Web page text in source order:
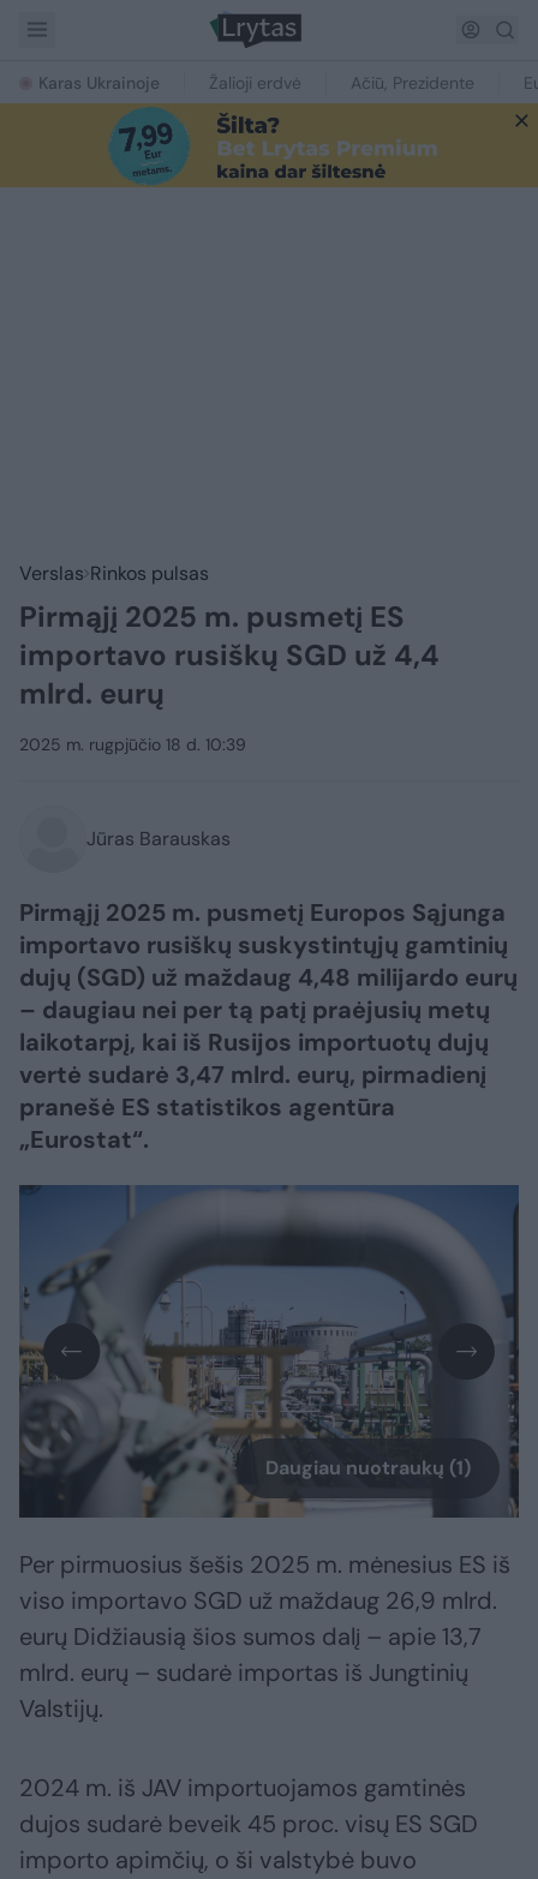
Karas Ukrainoje Žalioji erdvė Ačiū, Prezidente
Verslas Rinkos pulsas
Pirmąjį 2025 m. pusmetį ES
importavo rusiškų SGD už 4,4
mlrd. eurų
2025 m. rugpjūčio 18 d. 10:39
Jūras Barauskas
Pirmąjį 2025 m. pusmetį Europos Sąjunga
importavo rusiškų suskystintųjų gamtinių
dujų (SGD) už maždaug 4,48 milijardo eurų
– daugiau nei per tą patį praėjusių metų
laikotarpį, kai iš Rusijos importuotų dujų
vertė sudarė 3,47 mlrd. eurų, pirmadienį
pranešė ES statistikos agentūra
„Eurostat“.
Daugiau nuotraukų (1)
Per pirmuosius šešis 2025 m. mėnesius ES iš
viso importavo SGD už maždaug 26,9 mlrd.
eurų Didžiausią šios sumos dalį – apie 13,7
mlrd. eurų – sudarė importas iš Jungtinių
Valstijų.
2024 m. iš JAV importuojamos gamtinės
dujos sudarė beveik 45 proc. visų ES SGD
importo apimčių, o ši valstybė buvo